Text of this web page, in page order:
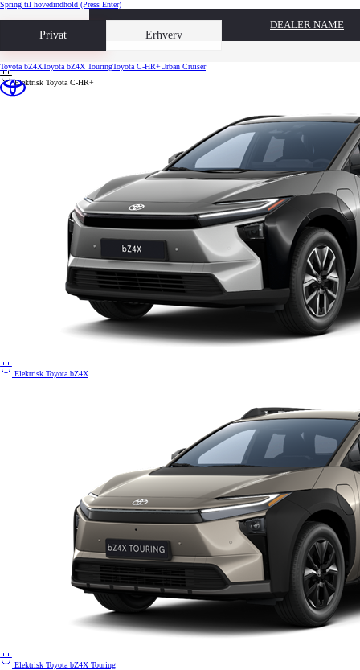
Spring til hovedindhold (Press Enter)
Privat Erhverv
Book prøvetur
DEALER NAME
Toyota bZ4XToyota bZ4X TouringToyota C-HR+Urban Cruiser
Elektrisk Toyota C-HR+
Elektrisk Toyota bZ4X
Elektrisk Toyota bZ4X Touring